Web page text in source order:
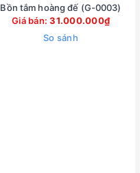
Bồn tắm hoàng đế (G-0003)
Giá bán:31.000.000₫
So sánh